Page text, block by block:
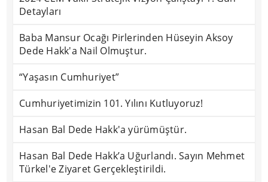
Detayları
Baba Mansur Ocağı Pirlerinden Hüseyin Aksoy
Dede Hakk'a Nail Olmuştur.
“Yaşasın Cumhuriyet”
Cumhuriyetimizin 101. Yılını Kutluyoruz!
Hasan Bal Dede Hakk'a yürümüştür.
Hasan Bal Dede Hakk’a Uğurlandı. Sayın Mehmet
Türkel'e Ziyaret Gerçekleştirildi.